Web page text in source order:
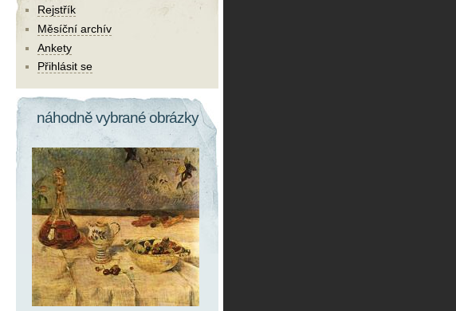
Rejstřík
Měsíční archív
Ankety
Přihlásit se
náhodně vybrané obrázky